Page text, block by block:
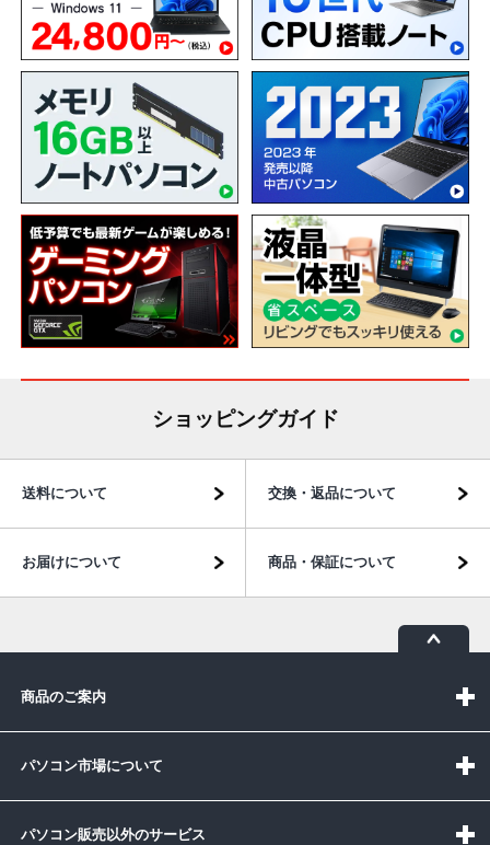
ショッピングガイド
送料について 交換・返品について
お届けについて 商品・保証について
商品のご案内
パソコン市場について
パソコン販売以外のサービス